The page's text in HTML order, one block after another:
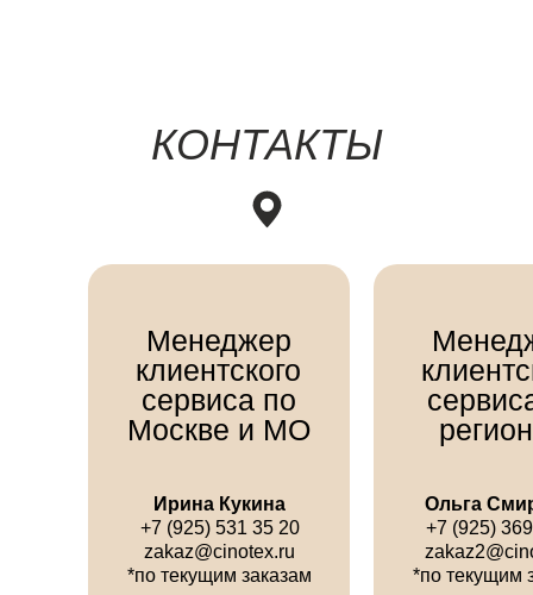
КОНТАКТЫ
Менеджер
клиентского
сервиса по
Москве и МО
Ирина Кукина
+7 (925) 531 35 20
zakaz@cinotex.ru
*по текущим заказам
Ольга
+7 (925)
*по текущим